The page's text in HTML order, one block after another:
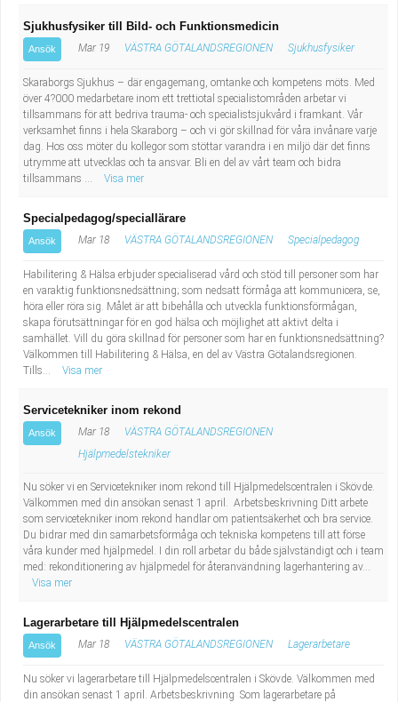
Sjukhusfysiker till Bild- och Funktionsmedicin
Ansök Mar 19 VÄSTRA GÖTALANDSREGIONEN Sjukhusfysiker
Skaraborgs Sjukhus – där engagemang, omtanke och kompetens möts. Med
över 4?000 medarbetare inom ett trettiotal specialistområden arbetar vi
tillsammans för att bedriva trauma- och specialistsjukvård i framkant. Vår
verksamhet finns i hela Skaraborg – och vi gör skillnad för våra invånare varje
dag. Hos oss möter du kollegor som stöttar varandra i en miljö där det finns
utrymme att utvecklas och ta ansvar. Bli en del av vårt team och bidra
tillsammans ...
Visa mer
Specialpedagog/speciallärare
Ansök Mar 18 VÄSTRA GÖTALANDSREGIONEN Specialpedagog
Habilitering & Hälsa erbjuder specialiserad vård och stöd till personer som har
en varaktig funktionsnedsättning; som nedsatt förmåga att kommunicera, se,
höra eller röra sig. Målet är att bibehålla och utveckla funktionsförmågan,
skapa förutsättningar för en god hälsa och möjlighet att aktivt delta i
samhället. Vill du göra skillnad för personer som har en funktionsnedsättning?
Välkommen till Habilitering & Hälsa, en del av Västra Götalandsregionen.
Tills...
Visa mer
Servicetekniker inom rekond
Ansök Mar 18
VÄSTRA GÖTALANDSREGIONEN
Hjälpmedelstekniker
Nu söker vi en Servicetekniker inom rekond till Hjälpmedelscentralen i Skövde.
Välkommen med din ansökan senast 1 april. Arbetsbeskrivning Ditt arbete
som servicetekniker inom rekond handlar om patientsäkerhet och bra service.
Du bidrar med din samarbetsförmåga och tekniska kompetens till att förse
våra kunder med hjälpmedel. I din roll arbetar du både självständigt och i team
med: rekonditionering av hjälpmedel för återanvändning lagerhantering av...
Visa mer
Lagerarbetare till Hjälpmedelscentralen
Ansök Mar 18 VÄSTRA GÖTALANDSREGIONEN Lagerarbetare
Nu söker vi lagerarbetare till Hjälpmedelscentralen i Skövde. Välkommen med
din ansökan senast 1 april. Arbetsbeskrivning Som lagerarbetare på